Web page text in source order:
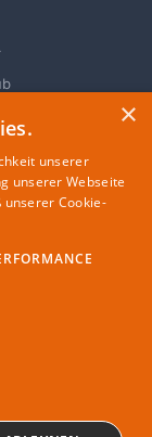
×
unserer
unserer Webseite
unserer Cookie-